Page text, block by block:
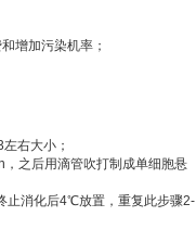
增加污染机率；
右大小；
之后用滴管吹打制成单细胞悬
止消化后4℃放置，重复此步骤2-